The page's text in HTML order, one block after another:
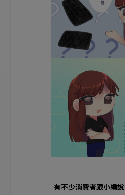
有不少消費者跟小編